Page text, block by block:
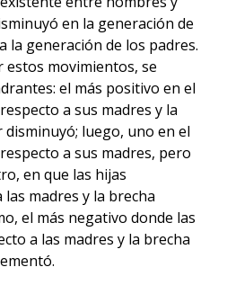
en la generación de
la generación de los padres.
estos movimientos, se
el más positivo en el
a sus madres y la
luego, uno en el
a sus madres, pero
en que las hijas
madres y la brecha
el más negativo donde las
a las madres y la brecha